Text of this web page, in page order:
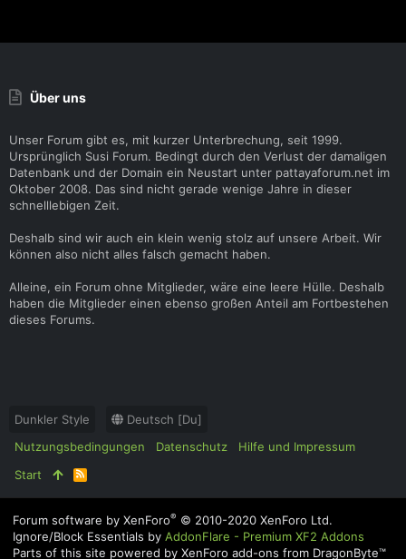
Über uns
Unser Forum gibt es, mit kurzer Unterbrechung, seit 1999.
Ursprünglich Susi Forum. Bedingt durch den Verlust der damaligen
Datenbank und der Domain ein Neustart unter pattayaforum.net im
Oktober 2008. Das sind nicht gerade wenige Jahre in dieser
schnelllebigen Zeit.
Deshalb sind wir auch ein klein wenig stolz auf unsere Arbeit. Wir
können also nicht alles falsch gemacht haben.
Alleine, ein Forum ohne Mitglieder, wäre eine leere Hülle. Deshalb
haben die Mitglieder einen ebenso großen Anteil am Fortbestehen
dieses Forums.
Dunkler Style
Deutsch [Du]
Nutzungsbedingungen
Datenschutz
Hilfe und Impressum
Start
R
S
Forum software by XenForo® © 2010-2020 XenForo Ltd.
Ignore/Block Essentials by AddonFlare - Premium XF2 Addons
Parts of this site powered by XenForo add-ons from DragonByte™